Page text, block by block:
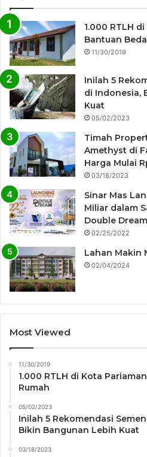
1.000 RTLH
Bantuan
11/30/2019
Inilah 5
di Indonesia,
Kuat
05/02/2023
Timah
Amethyst di
Harga Mulai
03/18/2023
Sinar Mas
Miliar dalam
Double Dream
02/25/2022
Lahan Makin
02/04/2024
Most Viewed
11/30/2019
1.000 RTLH di Kota
Rumah
05/02/2023
Inilah 5 Rekomendasi
Bikin Bangunan Lebih Kuat
03/18/2023